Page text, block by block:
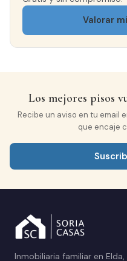
Valorar
Los mejores pisos
Recibe un aviso en tu email
que encaje
Inmobiliaria familiar en